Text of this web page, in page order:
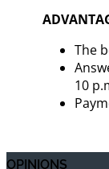
The
10
OPINIONS